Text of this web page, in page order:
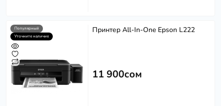
Популярный
Уточните наличие
Принтер All-In-One Epson L222
11 900сом